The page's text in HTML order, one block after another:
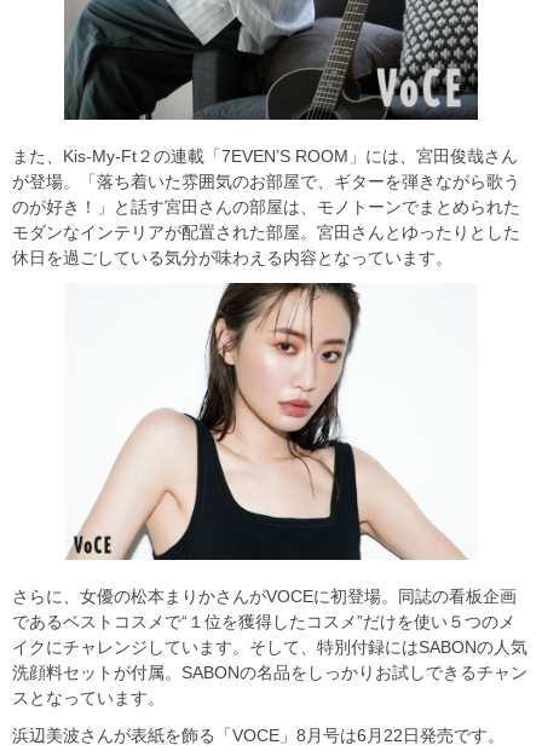
また、Kis-My-Ft２の連載「7EVEN’S ROOM」には、宮田俊哉さん
が登場。「落ち着いた雰囲気のお部屋で、ギターを弾きながら歌う
のが好き！」と話す宮田さんの部屋は、モノトーンでまとめられた
モダンなインテリアが配置された部屋。宮田さんとゆったりとした
休日を過ごしている気分が味わえる内容となっています。
さらに、女優の松本まりかさんがVOCEに初登場。同誌の看板企画
であるベストコスメで“１位を獲得したコスメ”だけを使い５つのメ
イクにチャレンジしています。そして、特別付録にはSABONの人気
洗顔料セットが付属。SABONの名品をしっかりお試しできるチャン
スとなっています。
浜辺美波さんが表紙を飾る「VOCE」8月号は6月22日発売です。